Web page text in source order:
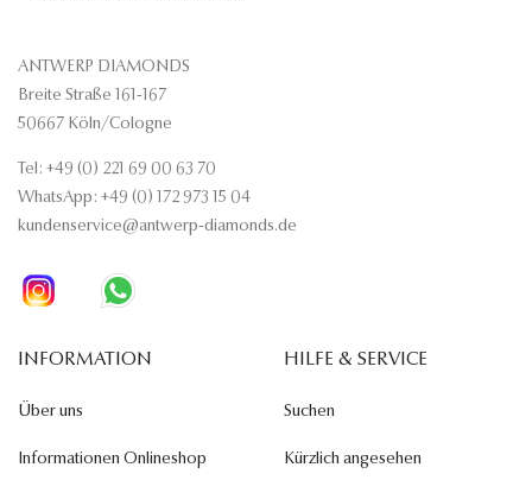
ANTWERP DIAMONDS
Breite Straße 161-167
50667 Köln/Cologne
Tel: +49 (0) 221 69 00 63 70
WhatsApp: +49 (0) 172 973 15 04
kundenservice@antwerp-diamonds.de
INFORMATION
Über uns
Informationen Onlineshop
HILFE & SERVICE
Suchen
Kürzlich angesehen